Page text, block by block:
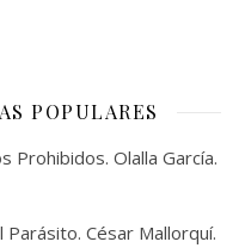
POPULARES
Prohibidos. Olalla García.
César Mallorquí.